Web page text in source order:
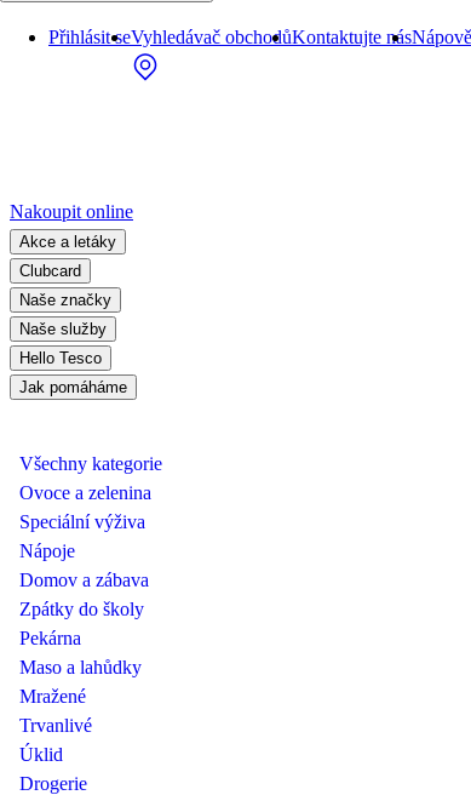
Přihlásit seVyhledávač obchodůKontaktujte nás
Nakoupit online
Akce a letáky
Clubcard
Naše značky
Naše služby
Hello Tesco
Jak pomáháme
Všechny kategorie
Ovoce a zelenina
Speciální výživa
Nápoje
Domov a zábava
Zpátky do školy
Pekárna
Maso a lahůdky
Mražené
Trvanlivé
Úklid
Drogerie